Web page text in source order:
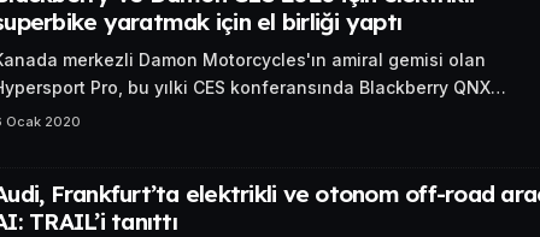
yaratmak için el birliği yaptı
merkezli Damon Motorcycles'ın amiral gemisi olan
Pro, bu yılki CES konferansında Blackberry QNX…
Ocak 2020
Frankfurt’ta elektrikli ve otonom off-road
TRAIL’i tanıttı